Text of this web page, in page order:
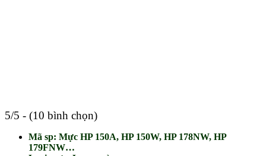
5/5 - (10 bình chọn)
Mã sp: Mực HP 150A, HP 150W, HP 178NW, HP
179FNW…